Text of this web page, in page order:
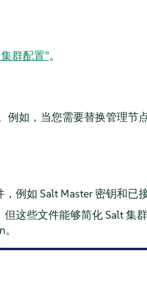
群配置”。
例如，当您需要替换管理节
例如 Salt Master 密钥和已
这些文件能够简化 Salt 集